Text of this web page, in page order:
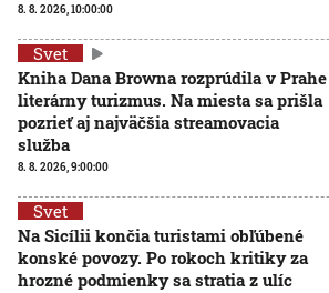
8. 8. 2026, 10:00:00
Svet
Kniha Dana Browna rozprúdila v Prahe
literárny turizmus. Na miesta sa prišla
pozrieť aj najväčšia streamovacia
služba
8. 8. 2026, 9:00:00
Svet
Na Sicílii končia turistami obľúbené
konské povozy. Po rokoch kritiky za
hrozné podmienky sa stratia z ulíc